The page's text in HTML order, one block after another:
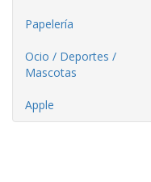
Papelería
Ocio / Deportes /
Mascotas
Apple